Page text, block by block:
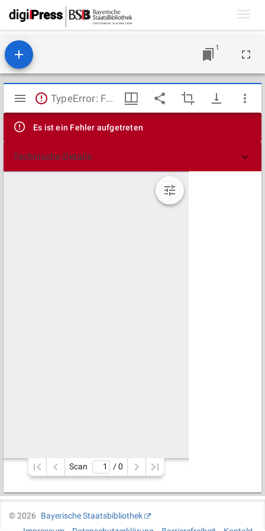
1
Mirador
Viewer
TypeError: Failed to fetch
Es ist ein Fehler aufgetreten
Technische Details
Scan / 0
©2026
Bayerische Staatsbibliothek